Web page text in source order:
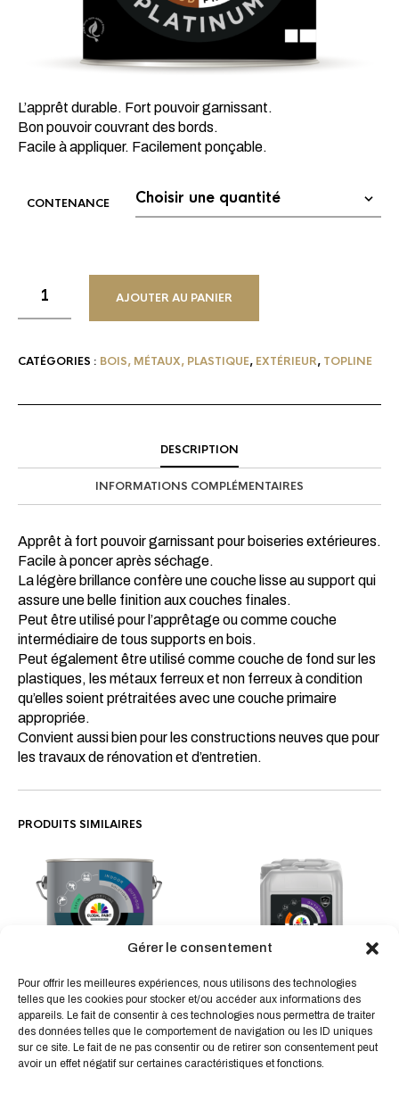
Gérer le consentement
Pour offrir les meilleures expériences, nous utilisons des technologies
telles que les cookies pour stocker et/ou accéder aux informations des
appareils. Le fait de consentir à ces technologies nous permettra de traiter
des données telles que le comportement de navigation ou les ID uniques
sur ce site. Le fait de ne pas consentir ou de retirer son consentement peut
avoir un effet négatif sur certaines caractéristiques et fonctions.
L’apprêt durable. Fort pouvoir garnissant.
Bon pouvoir couvrant des bords.
Facile à appliquer. Facilement ponçable.
CONTENANCE
AJOUTER AU PANIER
CATÉGORIES : BOIS, MÉTAUX, PLASTIQUE, EXTÉRIEUR, TOPLINE
DESCRIPTION
INFORMATIONS COMPLÉMENTAIRES
Apprêt à fort pouvoir garnissant pour boiseries extérieures.
Facile à poncer après séchage.
La légère brillance confère une couche lisse au support qui
assure une belle finition aux couches finales.
Peut être utilisé pour l’apprêtage ou comme couche
intermédiaire de tous supports en bois.
Peut également être utilisé comme couche de fond sur les
plastiques, les métaux ferreux et non ferreux à condition
qu’elles soient prétraitées avec une couche primaire
appropriée.
Convient aussi bien pour les constructions neuves que pour
les travaux de rénovation et d’entretien.
PRODUITS SIMILAIRES
Ce
a
plusieurs
variations.
Les
options
PU TOP FINISH SPRAY La
peinture en bombe
résistante aux rayures et à
l’usure
À partir de115,00€ HT
Ce
a
Les
FAÇADE PEARL HYDRO
Hydropfuge Oleofuge
déperlant
À partir de115,73€